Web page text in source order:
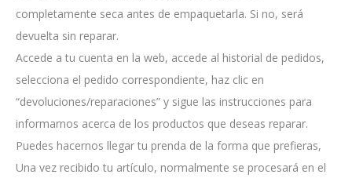
completamente seca antes de empaquetarla. Si no, será
devuelta sin reparar.
Accede a tu cuenta en la web, accede al historial de pedidos,
selecciona el pedido correspondiente, haz clic en
“devoluciones/reparaciones” y sigue las instrucciones para
informarnos acerca de los productos que deseas reparar.
Puedes hacernos llegar tu prenda de la forma que prefieras,
Una vez recibido tu artículo, normalmente se procesará en el